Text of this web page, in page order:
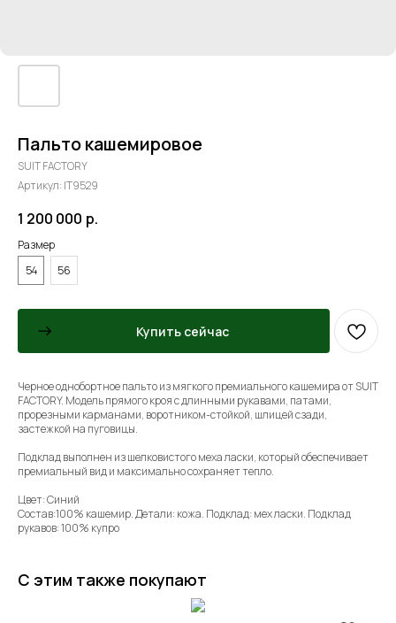
Пальто кашемировое
SUIT FACTORY
Артикул: IT9529
1 200 000 р.
Размер
54
56
Купить сейчас
Черное однобортное пальто из мягкого премиального кашемира от SUIT
FACTORY. Модель прямого кроя с длинными рукавами, патами,
прорезными карманами, воротником-стойкой, шлицей сзади,
застежкой на пуговицы.
Подклад выполнен из шелковистого меха ласки, который обеспечивает
премиальный вид и максимально сохраняет тепло.
Цвет: Синий
Состав:100% кашемир. Детали: кожа. Подклад: мех ласки. Подклад
рукавов: 100% купро
С этим также покупают